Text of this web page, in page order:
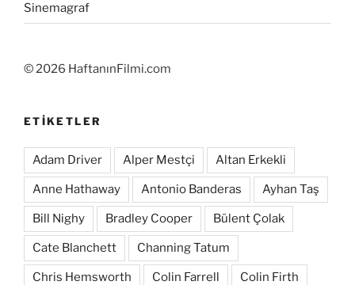
Sinemagraf
©2026 HaftanınFilmi.com
ETIKETLER
Adam Driver Alper Mestçi Altan Erkekli
Anne Hathaway Antonio Banderas Ayhan Taş
Bill Nighy Bradley Cooper Bülent Çolak
Cate Blanchett Channing Tatum
Chris Hemsworth Colin Farrell Colin Firth